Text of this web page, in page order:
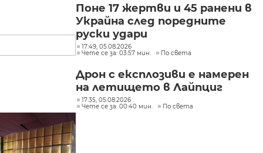
Поне 17 жертви и 45 ранени в
Украйна след поредните
руски удари
17:49, 05.08.2026
Чете се за: 03:57 мин.
По света
Дрон с експлозиви е намерен
на летището в Лайпциг
17:35, 05.08.2026
Чете се за: 00:40 мин.
По света